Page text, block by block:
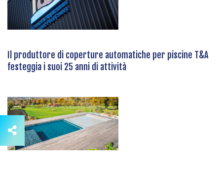
Il produttore di coperture automatiche per piscine T&A
festeggia i suoi 25 anni di attività